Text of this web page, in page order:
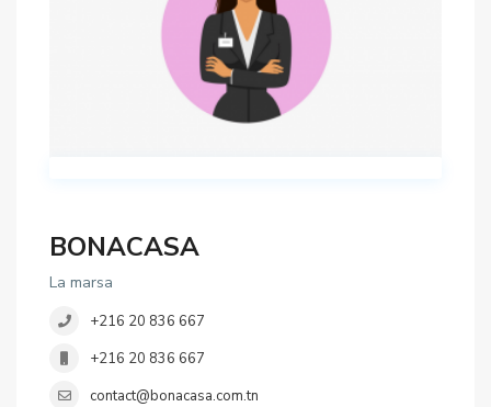
BONACASA
La marsa
+216 20 836 667
+216 20 836 667
contact@bonacasa.com.tn